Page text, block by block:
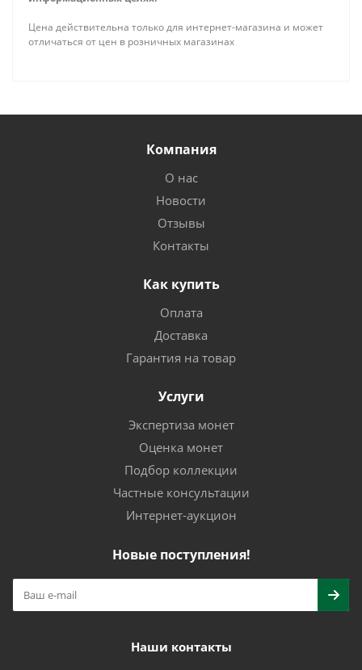
Цена действительна только для интернет-магазина и может
отличаться от цен в розничных магазинах
Компания
О нас
Новости
Отзывы
Контакты
Как купить
Оплата
Доставка
Гарантия на товар
Услуги
Экспертиза монет
Оценка монет
Подбор коллекции
Частные консультации
Интернет-аукцион
Новые поступления!
Наши контакты